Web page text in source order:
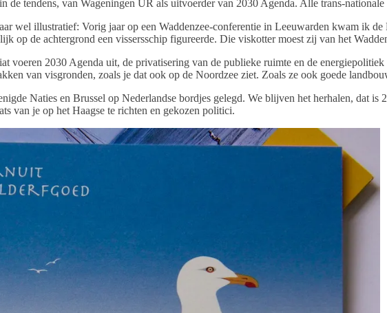
de tendens, van Wageningen UR als uitvoerder van 2030 Agenda. Alle trans-
wel illustratief: Vorig jaar op een Waddenzee-conferentie in Leeuwarden kwam ik
op de achtergrond een vissersschip figureerde. Die viskotter moest zij van het
voeren 2030 Agenda uit, de privatisering van de publieke ruimte en de
van visgronden, zoals je dat ook op de Noordzee ziet. Zoals ze ook goede
Naties en Brussel op Nederlandse bordjes gelegd. We blijven het herhalen, dat
van je op het Haagse te richten en gekozen politici.